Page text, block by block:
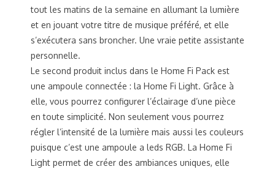
tout les matins de la semaine en allumant la lumière
et en jouant votre titre de musique préféré, et elle
s’exécutera sans broncher. Une vraie petite assistante
personnelle.
Le second produit inclus dans le Home Fi Pack est
une ampoule connectée : la Home Fi Light. Grâce à
elle, vous pourrez configurer l’éclairage d’une pièce
en toute simplicité. Non seulement vous pourrez
régler l’intensité de la lumière mais aussi les couleurs
puisque c’est une ampoule a leds RGB. La Home Fi
Light permet de créer des ambiances uniques, elle